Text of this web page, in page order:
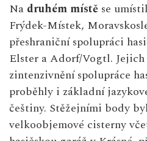
Na druhém místě se
Frýdek-Místek,
přeshraniční spolupráci
Elster a Adorf/Vogtl.
zintenzivnění spolupráce
proběhly i základní
češtiny. Stěžejními body
velkoobjemové cisterny